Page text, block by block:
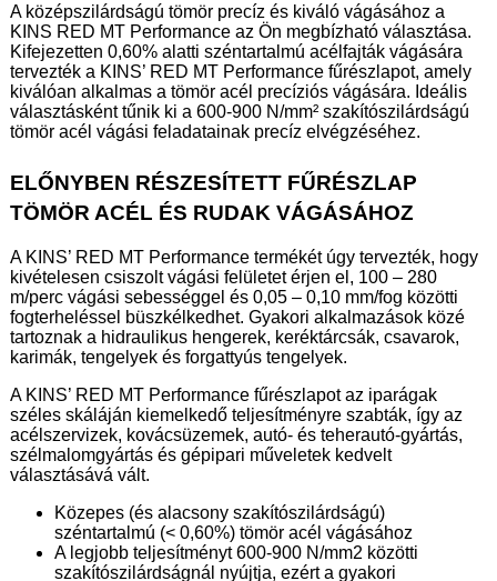
A középszilárdságú tömör precíz és kiváló vágásához a
KINS RED MT Performance az Ön megbízható választása.
Kifejezetten 0,60% alatti széntartalmú acélfajták vágására
tervezték a KINS’ RED MT Performance fűrészlapot, amely
kiválóan alkalmas a tömör acél precíziós vágására. Ideális
választásként tűnik ki a 600-900 N/mm² szakítószilárdságú
tömör acél vágási feladatainak precíz elvégzéséhez.
ELŐNYBEN RÉSZESÍTETT FŰRÉSZLAP
TÖMÖR ACÉL ÉS RUDAK VÁGÁSÁHOZ
A KINS’ RED MT Performance termékét úgy tervezték, hogy
kivételesen csiszolt vágási felületet érjen el, 100 – 280
m/perc vágási sebességgel és 0,05 – 0,10 mm/fog közötti
fogterheléssel büszkélkedhet. Gyakori alkalmazások közé
tartoznak a hidraulikus hengerek, keréktárcsák, csavarok,
karimák, tengelyek és forgattyús tengelyek.
A KINS’ RED MT Performance fűrészlapot az iparágak
széles skáláján kiemelkedő teljesítményre szabták, így az
acélszervizek, kovácsüzemek, autó- és teherautó-gyártás,
szélmalomgyártás és gépipari műveletek kedvelt
választásává vált.
Közepes (és alacsony szakítószilárdságú)
széntartalmú (< 0,60%) tömör acél vágásához
A legjobb teljesítményt 600-900 N/mm2 közötti
szakítószilárdságnál nyújtja, ezért a gyakori